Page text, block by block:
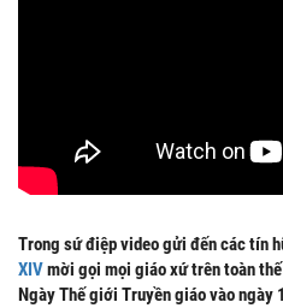
Trong sứ điệp video gửi đến các tín
XIVmời gọi mọi giáo xứ trên toàn
Ngày Thế giới Truyền giáo vào